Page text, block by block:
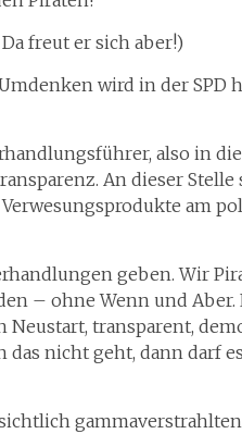
freut er sich aber!)
wird in der SPD
also in
An dieser
am
geben. Wir
– ohne Wenn und Aber.
Neustart, transparent,
nicht geht, dann darf